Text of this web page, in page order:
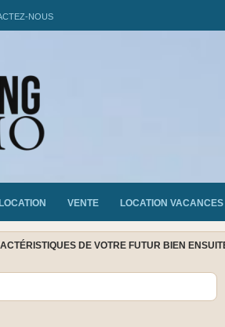
NOUS
LOCATION VENTE LOCATION VACANCES
DE VOTRE FUTUR BIEN